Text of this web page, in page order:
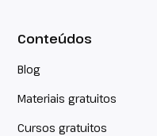
Conteúdos
Blog
Materiais gratuitos
Cursos gratuitos